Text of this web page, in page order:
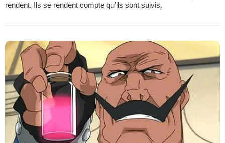
rendent. Ils se rendent compte qu’ils sont suivis.